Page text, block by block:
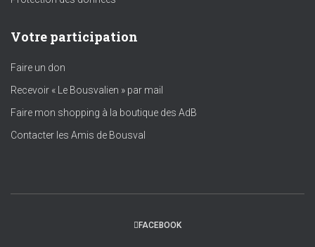
Votre participation
Faire un don
Recevoir « Le Bousvalien » par mail
Faire mon shopping à la boutique des AdB
Contacter les Amis de Bousval
FACEBOOK